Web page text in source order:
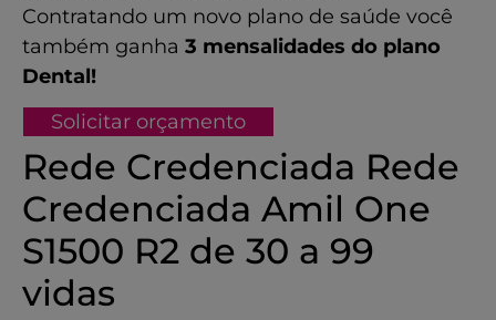
Contratando um novo plano de saúde você
também ganha 3 mensalidades do plano
Dental!
Solicitar orçamento
Rede Credenciada Rede
Credenciada Amil One
S1500 R2 de 30 a 99
vidas